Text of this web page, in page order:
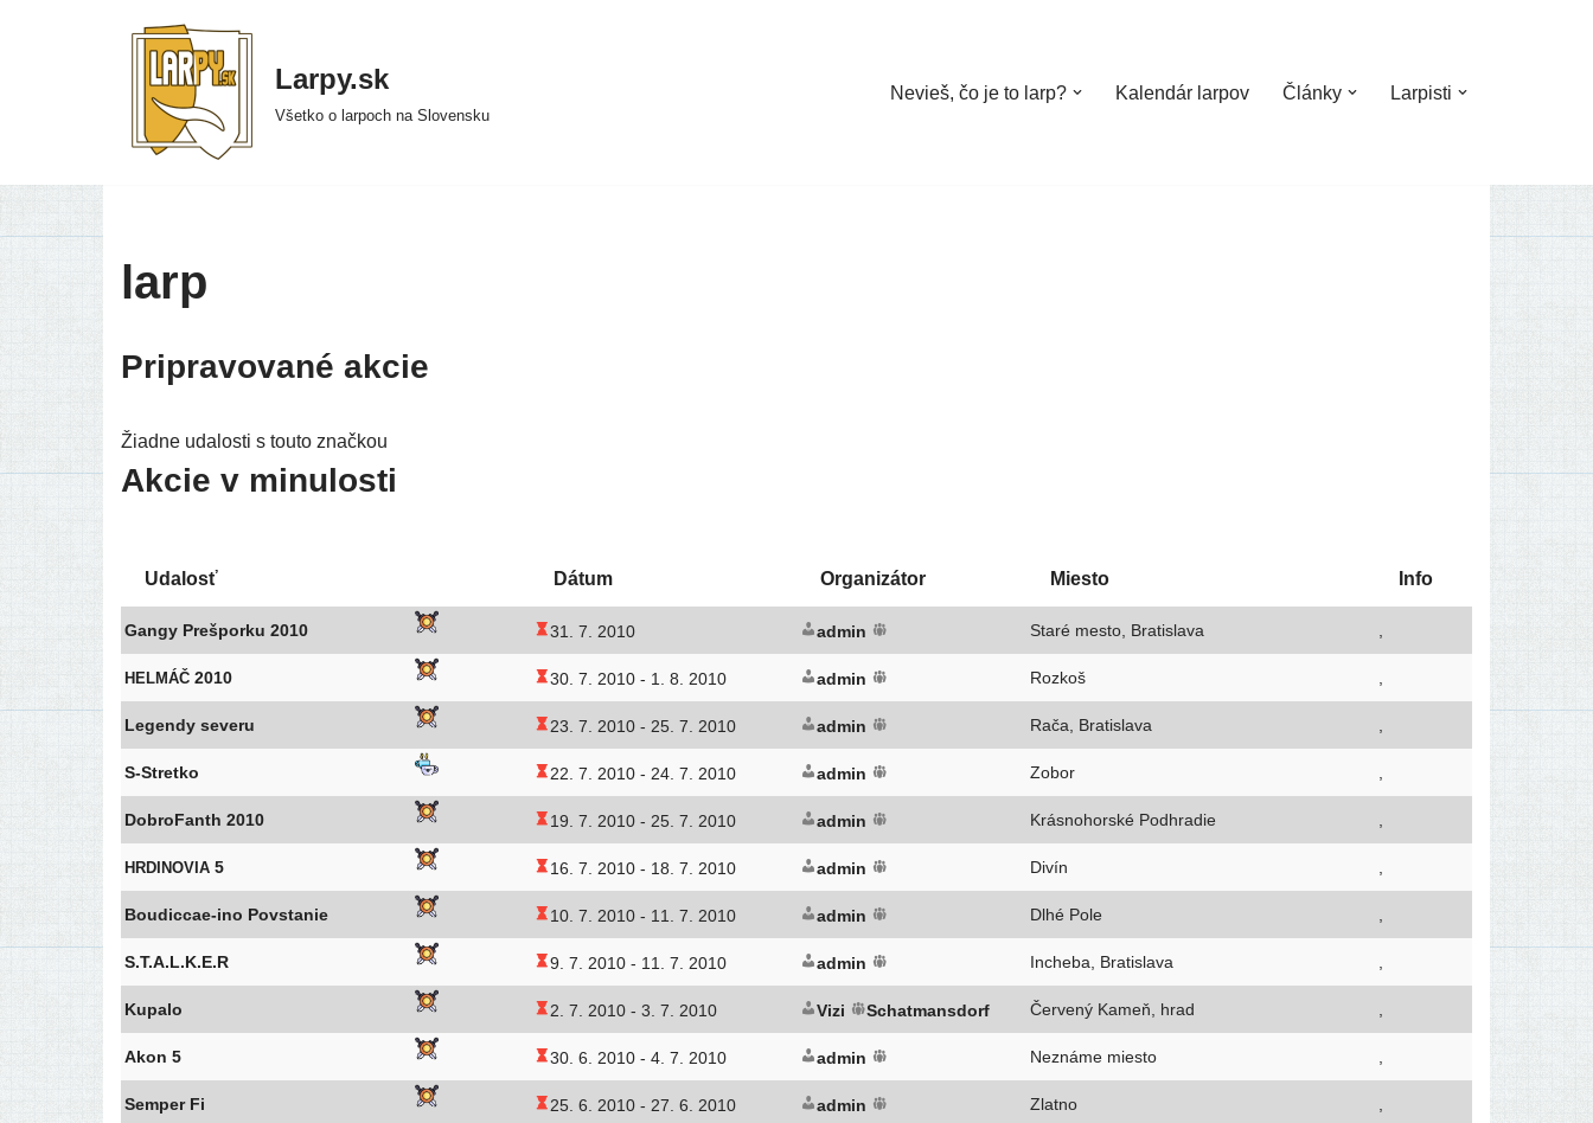
Larpy.sk
Všetko o larpoch na Slovensku
Nevieš, čo je to larp? Kalendár larpov Články Larpisti
larp
Pripravované akcie
Žiadne uda­los­ti s tou­to znač­kou
Akcie v minulosti
Udalosť Dátum Organizátor Miesto Info
Gangy Prešporku 2010 31. 7. 2010 admin Staré mes­to, Bratislava
HELMÁČ 2010 30. 7. 2010 - 1. 8. 2010 admin Rozkoš
Legendy seve­ru 23. 7. 2010 - 25. 7. 2010 admin Rača, Bratislava
S‑Stretko 22. 7. 2010 - 24. 7. 2010 admin Zobor
DobroFanth 2010 19. 7. 2010 - 25. 7. 2010 admin Krásnohorské Podhradie
HRDINOVIA 5 16. 7. 2010 - 18. 7. 2010 admin Divín
Boudiccae-ino Povstanie 10. 7. 2010 - 11. 7. 2010 admin Dlhé Pole
S.T.A.L.K.E.R 9. 7. 2010 - 11. 7. 2010 admin Incheba, Bratislava
Kupalo 2. 7. 2010 - 3. 7. 2010 Vizi Schatmansdorf Červený Kameň, hrad
Akon 5 30. 6. 2010 - 4. 7. 2010 admin Neznáme miesto
Semper Fi 25. 6. 2010 - 27. 6. 2010 admin Zlatno